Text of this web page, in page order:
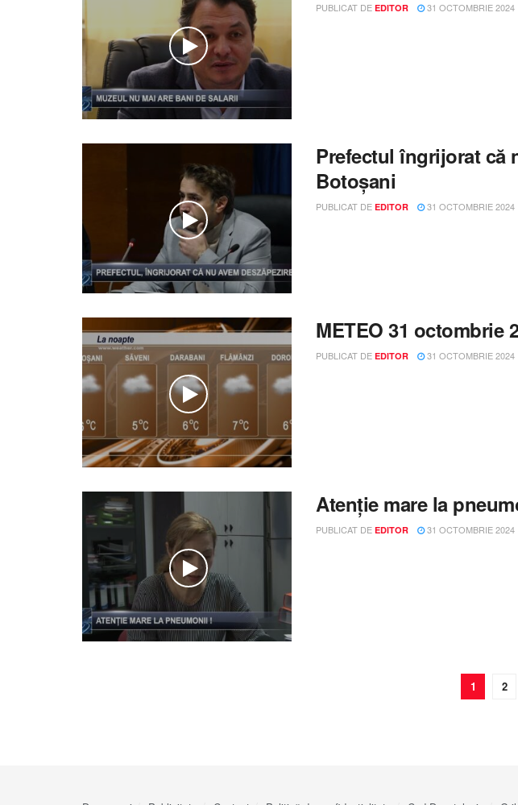
PUBLICAT DE EDITOR 31 OCTOMBRIE 2024
Prefectul îngrijorat că
Botoșani
PUBLICAT DE EDITOR 31 OCTOMBRIE 2024
METEO 31 octombrie
PUBLICAT DE EDITOR 31 OCTOMBRIE 2024
Atenție mare la
PUBLICAT DE EDITOR 31 OCTOMBRIE 2024
1 2